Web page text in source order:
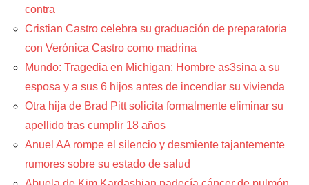
contra
Cristian Castro celebra su graduación de preparatoria
con Verónica Castro como madrina
Mundo: Tragedia en Michigan: Hombre as3sina a su
esposa y a sus 6 hijos antes de incendiar su vivienda
Otra hija de Brad Pitt solicita formalmente eliminar su
apellido tras cumplir 18 años
Anuel AA rompe el silencio y desmiente tajantemente
rumores sobre su estado de salud